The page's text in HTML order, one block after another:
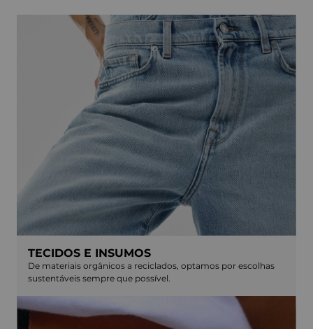
TECIDOS E INSUMOS
De materiais orgânicos a reciclados, optamos por escolhas
sustentáveis sempre que possível.